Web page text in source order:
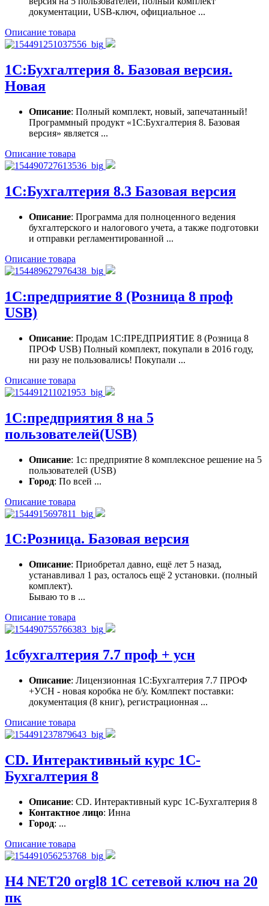
документации, USB-ключ, официальное ...
Описание товара
1С:Бухгалтерия 8. Базовая версия.
Новая
Описание: Полный комплект, новый, запечатанный!
Программный продукт «1С:Бухгалтерия 8. Базовая
версия» является ...
Описание товара
1С:Бухгалтерия 8.3 Базовая версия
Описание: Программа для полноценного ведения
бухгалтерского и налогового учета, а также подготовки
и отправки регламентированной ...
Описание товара
1С:предприятие 8 (Розница 8 проф
USB)
Описание: Продам 1С:ПРЕДПРИЯТИЕ 8 (Розница 8
ПРОФ USB) Полный комплект, покупали в 2016 году,
ни разу не пользовались! Покупали ...
Описание товара
1С:предприятия 8 на 5
пользователей(USB)
Описание: 1c: предприятие 8 комплексное решение на 5
пользователей (USB)
Город: По всей ...
Описание товара
1С:Розница. Базовая версия
Описание: Приобретал давно, ещё лет 5 назад,
устанавливал 1 раз, осталось ещё 2 установки. (полный
комплект).
Бываю то в ...
Описание товара
1сбухгалтерия 7.7 проф + усн
Описание: Лицензионная 1С:Бухгалтерия 7.7 ПРОФ
+УСН - новая коробка не б/у. Комлпект поставки:
документация (8 книг), регистрационная ...
Описание товара
CD. Интерактивный курс 1С-
Бухгалтерия 8
Описание: CD. Интерактивный курс 1С-Бухгалтерия 8
Контактное лицо: Инна
Город: ...
Описание товара
H4 NET20 orgl8 1С сетевой ключ на 20
пк